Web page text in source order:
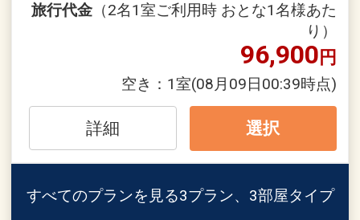
ホテルシギラミラージュ ホテルからのお
●シギラ黄金温泉、シギラベイカントリ
ークラブ宿泊者割引にてご利用可能
※詳細は現地にお問い合わせください。
●ザ シギラリフト「オーシャンスカイ」
※荒天候・点検時による運休は除く
お待ちいただく場合がございます。
※ホテル発～空港（復路）のご送迎はご
※ご希望される時間の送迎車が満席にな
る場合もございます。お早めにご予約く
ださい。
また、航空便の到着時刻によってはご利
用いただけない場合もございます。
※バスの運行スケジュールなどはホーム
旅行代金 （2名1室ご利用時 おとな1名様あた
り）
96,900円
空き： 1室(08月09日00:39時点)
詳細 選択
すべてのプランを見る3プラン、3部屋タイプ